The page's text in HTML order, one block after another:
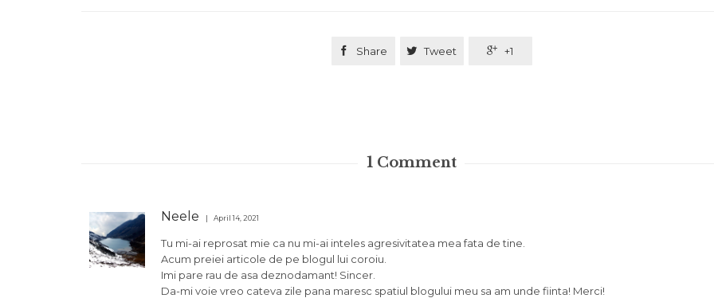
 Share  Tweet  +1
1 Comment
Neele April 14, 2021
Tu mi-ai reprosat mie ca nu mi-ai inteles agresivitatea mea fata de tine.
Acum preiei articole de pe blogul lui coroiu.
Imi pare rau de asa deznodamant! Sincer.
Da-mi voie vreo cateva zile pana maresc spatiul blogului meu sa am unde fiinta! Merci!